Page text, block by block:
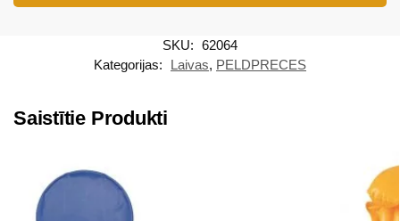
SKU: 62064
Kategorijas:
Laivas, PELDPRECES
Saistītie Produkti